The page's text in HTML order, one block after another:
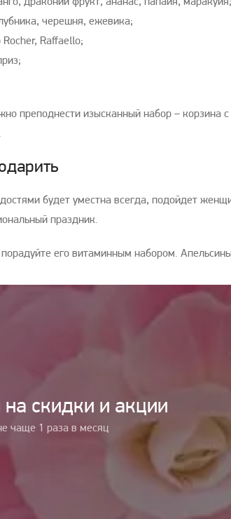
драконий фрукт, ананас, папайя, маракуйя;
черешня, ежевика;
Raffaello;
преподнести изысканный набор –
будет уместна всегда, подойдет
праздник.
его витаминным набором.
cкидки и акции
чаще 1 раза в месяц